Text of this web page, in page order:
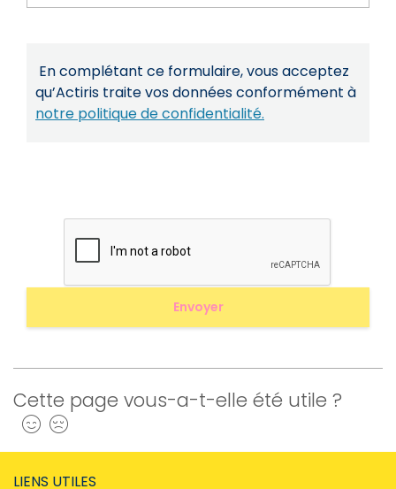
En complétant ce formulaire, vous acceptez
qu’Actiris traite vos données conformément à
notre politique de confidentialité.
Cette page vous-a-t-elle été utile ?
Oui
LIENS UTILES